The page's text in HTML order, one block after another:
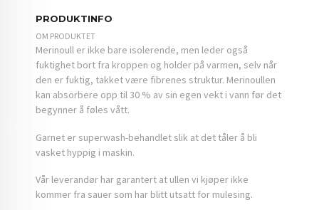
PRODUKTINFO
OM PRODUKTET
Merinoull er ikke bare isolerende, men leder også
fuktighet bort fra kroppen og holder på varmen, selv når
den er fuktig, takket være fibrenes struktur. Merinoullen
kan absorbere opp til 30 % av sin egen vekt i vann før det
begynner å føles vått.
Garnet er superwash-behandlet slik at det tåler å bli
vasket hyppig i maskin.
Vår leverandør har garantert at ullen vi kjøper ikke
kommer fra sauer som har blitt utsatt for mulesing.